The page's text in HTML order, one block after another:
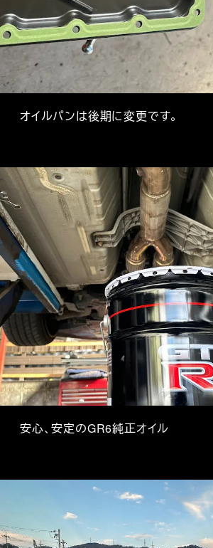
オイルパンは後期に変更です。
安心、安定のGR6純正オイル